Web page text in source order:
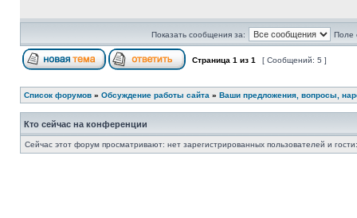
Показать сообщения за: Поле
Страница 1 из 1 [ Сообщений: 5 ]
Список форумов » Обсуждение работы сайта » Ваши предложения, вопросы,
Кто сейчас на конференции
Сейчас этот форум просматривают: нет зарегистрированных пользователей и